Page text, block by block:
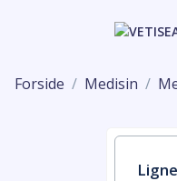
Forside Medisin